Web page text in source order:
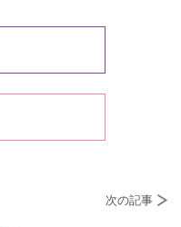
次の記事